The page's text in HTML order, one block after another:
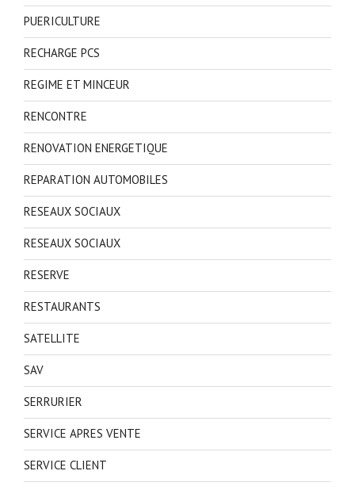
PUERICULTURE
RECHARGE PCS
REGIME ET MINCEUR
RENCONTRE
RENOVATION ENERGETIQUE
REPARATION AUTOMOBILES
RESEAUX SOCIAUX
RESEAUX SOCIAUX
RESERVE
RESTAURANTS
SATELLITE
SAV
SERRURIER
SERVICE APRES VENTE
SERVICE CLIENT